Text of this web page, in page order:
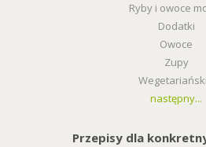
Ryby i owoce
Dodatki
Owoce
Zupy
następny...
Przepisy dla